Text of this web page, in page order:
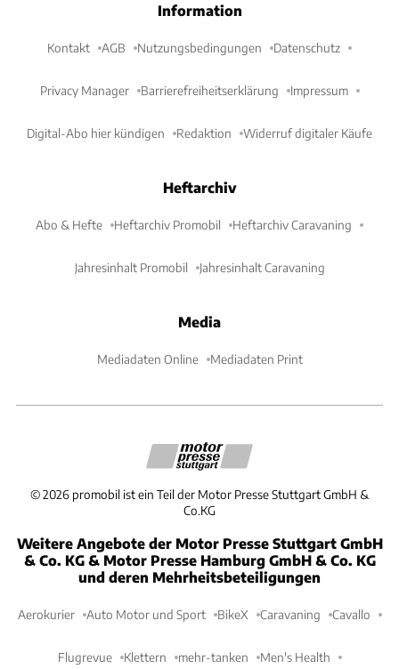
Information
Kontakt AGB Nutzungsbedingungen Datenschutz
Privacy Manager Barrierefreiheitserklärung Impressum
Digital-Abo hier kündigen Redaktion Widerruf digitaler Käufe
Heftarchiv
Abo & Hefte Heftarchiv Promobil Heftarchiv Caravaning
Jahresinhalt Promobil Jahresinhalt Caravaning
Media
Mediadaten Online Mediadaten Print
©2026 promobil ist ein Teil der Motor Presse Stuttgart GmbH &
Co.KG
Weitere Angebote der Motor Presse Stuttgart GmbH
& Co. KG & Motor Presse Hamburg GmbH & Co. KG
und deren Mehrheitsbeteiligungen
Aerokurier Auto Motor und Sport BikeX Caravaning Cavallo
Flugrevue Klettern mehr-tanken Men's Health